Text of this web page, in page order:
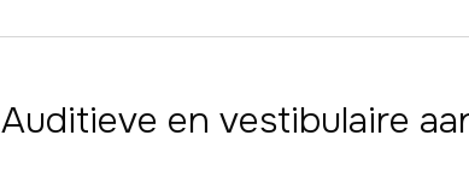
Auditieve en vestibulaire